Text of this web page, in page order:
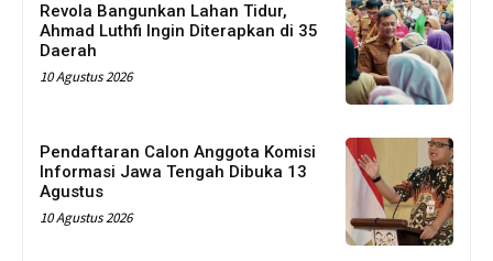
Revola Bangunkan Lahan Tidur,
Ahmad Luthfi Ingin Diterapkan di 35
Daerah
10 Agustus 2026
Pendaftaran Calon Anggota Komisi
Informasi Jawa Tengah Dibuka 13
Agustus
10 Agustus 2026